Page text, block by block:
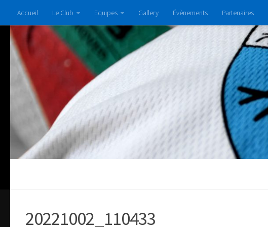
Accueil Le Club Equipes Gallery Évènements Partenaires
20221002_110433